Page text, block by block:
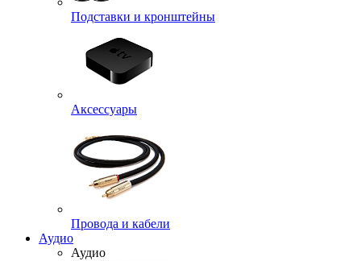
Подставки и кронштейны
Аксессуары
Провода и кабели
Аудио
Аудио